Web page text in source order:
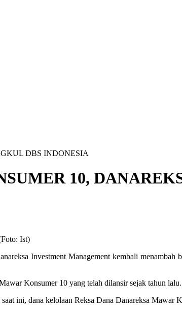
DBS INDONESIA
10,
Investment Management kembali
Konsumer 10 yang telah dilansir sejak tahun lalu.
ini, dana kelolaan Reksa Dana Danareksa Mawar